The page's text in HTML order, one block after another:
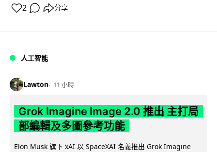
2 分享
人工智能
Lawton 11 小時
Grok Imagine Image 2.0 推出 主打局
部編輯及多圖參考功能
Elon Musk 旗下 xAI 以 SpaceXAI 名義推出 Grok Imagine